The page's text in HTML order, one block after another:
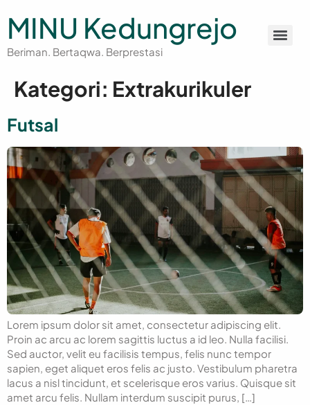
MINU Kedungrejo
Beriman. Bertaqwa. Berprestasi
Kategori: Extrakurikuler
Futsal
Lorem ipsum dolor sit amet, consectetur adipiscing elit.
Proin ac arcu ac lorem sagittis luctus a id leo. Nulla facilisi.
Sed auctor, velit eu facilisis tempus, felis nunc tempor
sapien, eget aliquet eros felis ac justo. Vestibulum pharetra
lacus a nisl tincidunt, et scelerisque eros varius. Quisque sit
amet arcu felis. Nullam interdum suscipit purus, […]